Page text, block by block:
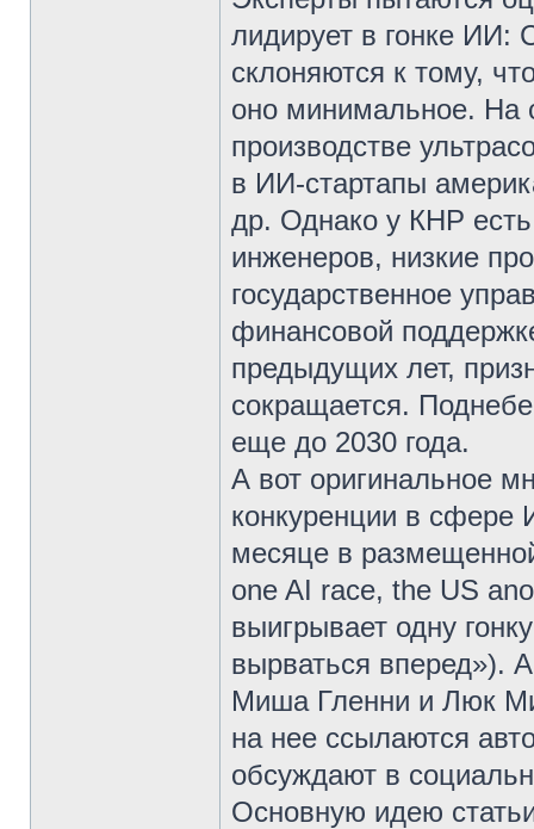
лидирует в гонке ИИ:
склоняются к тому,
оно минимальное. На
производстве
в ИИ-стартапы
др. Однако у КНР
инженеров, низкие
государственное
финансовой
предыдущих лет,
сокращается.
еще до 2030 года.
А вот оригинальное
конкуренции в
месяце в
one AI race, the US
выигрывает одну
вырваться вперед»).
Миша Гленни и Люк
на нее ссылаются
обсуждают в
Основную идею